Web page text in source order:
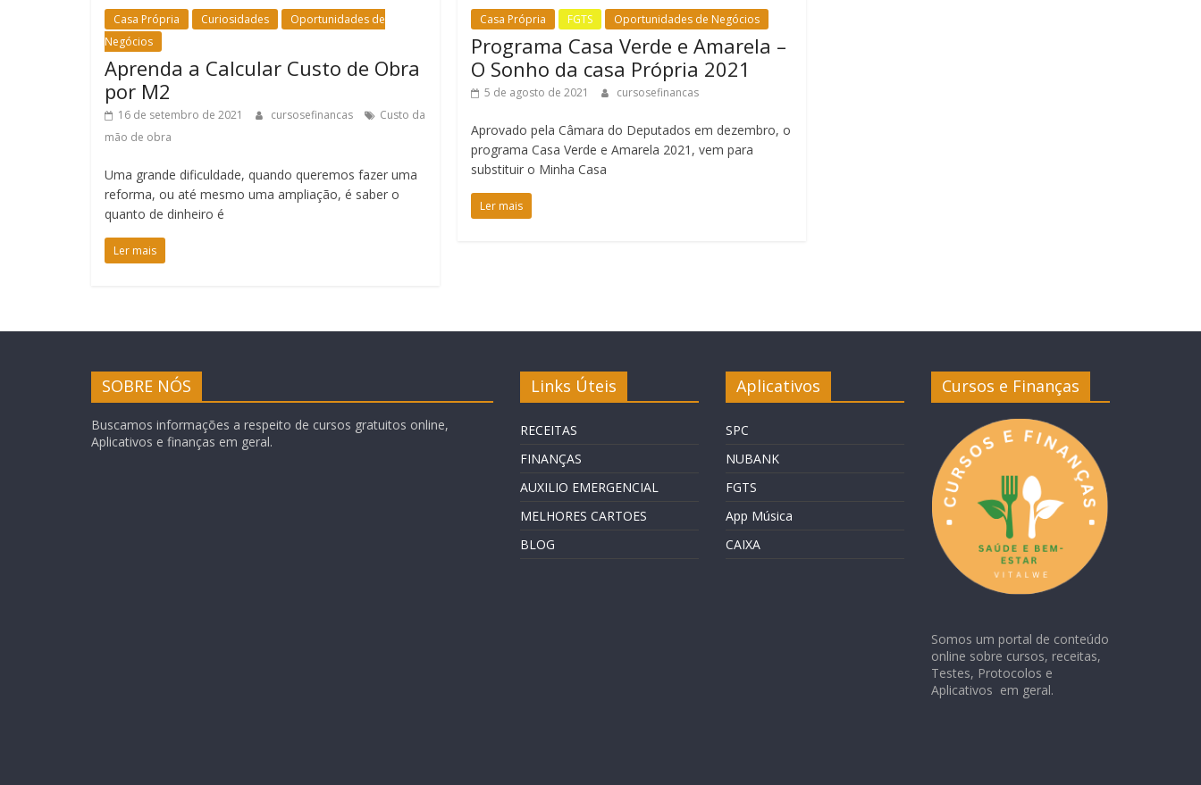
Casa Própria Curiosidades
Oportunidades de
Negócios
Aprenda a Calcular Custo de Obra
por M2
16 de setembro de 2021 cursosefinancas
Custo da
mão de obra
Uma grande dificuldade, quando queremos fazer uma
reforma, ou até mesmo uma ampliação, é saber o
quanto de dinheiro é
Ler mais
Casa Própria FGTS Oportunidades de Negócios
Programa Casa Verde e Amarela –
O Sonho da casa Própria 2021
5 de agosto de 2021 cursosefinancas
Aprovado pela Câmara do Deputados em dezembro, o
programa Casa Verde e Amarela 2021, vem para
substituir o Minha Casa
Ler mais
SOBRE NÓS
Buscamos informações a respeito de cursos gratuitos online,
Aplicativos e finanças em geral.
Links Úteis
RECEITAS
FINANÇAS
AUXILIO EMERGENCIAL
MELHORES CARTOES
BLOG
Aplicativos
SPC
NUBANK
FGTS
App Música
CAIXA
Cursos e Finanças
Somos um portal de conteúdo
online sobre cursos, receitas,
Testes, Protocolos e
Aplicativos em geral.